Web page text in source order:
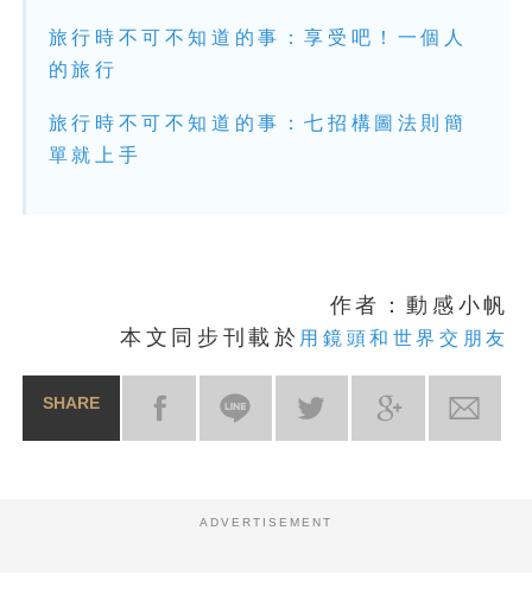
旅行時不可不知道的事：享受吧！一個人
的旅行
旅行時不可不知道的事：七招構圖法則簡
單就上手
作者：動感小帆
本文同步刊載於 用鏡頭和世界交朋友
SHARE
ADVERTISEMENT